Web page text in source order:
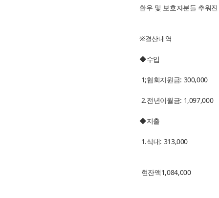
환우 및 보호자분들 추워
※결산내역
◆수입
1;협회지원금: 300,000
2.전년이월금: 1,097,000
◆지출
1.식대: 313,000
현잔액1,084,000